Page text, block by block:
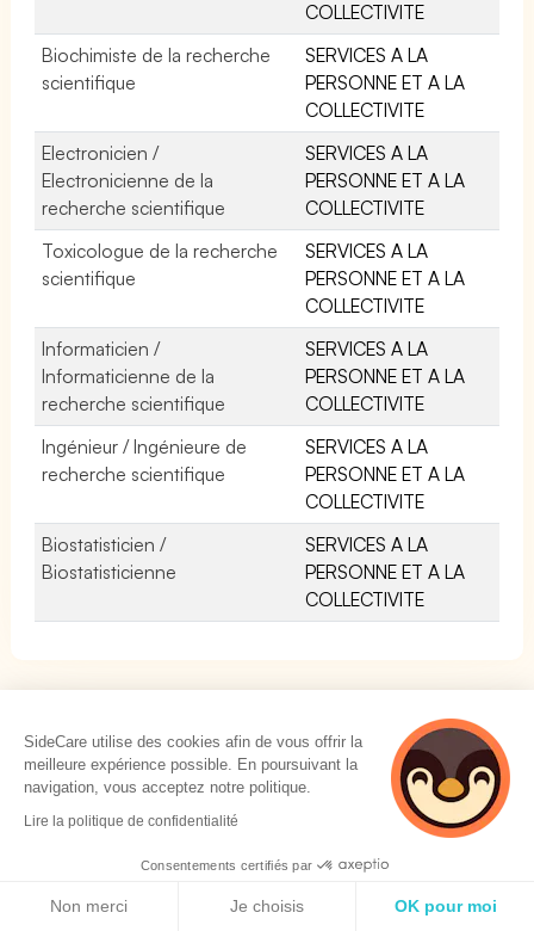
COLLECTIVITE
Biochimiste de la recherche
scientifique
SERVICES A LA
PERSONNE ET A LA
COLLECTIVITE
Electronicien /
Electronicienne de la
recherche scientifique
SERVICES A LA
PERSONNE ET A LA
COLLECTIVITE
Toxicologue de la recherche
scientifique
SERVICES A LA
PERSONNE ET A LA
COLLECTIVITE
Informaticien /
Informaticienne de la
recherche scientifique
SERVICES A LA
PERSONNE ET A LA
COLLECTIVITE
Ingénieur / Ingénieure de
recherche scientifique
SERVICES A LA
PERSONNE ET A LA
COLLECTIVITE
Biostatisticien /
Biostatisticienne
SERVICES A LA
PERSONNE ET A LA
COLLECTIVITE
SOLUTIONS
Mutuelle Collective
Prévoyance Collective
Mutuelle TNS
SideCare utilise des cookies afin de vous offrir la
meilleure expérience possible. En poursuivant la
navigation, vous acceptez notre politique.
Lire la politique de confidentialité
Consentements certifiés par
Non merci Je choisis OK pour moi
3 personnes
consultent
actuellement cette